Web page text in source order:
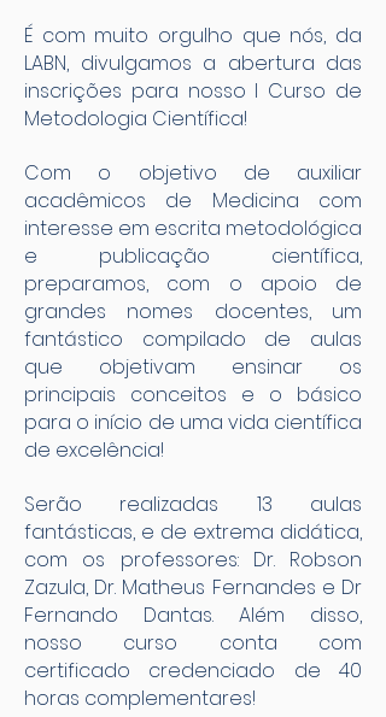
É com muito orgulho que nós, da
LABN, divulgamos a abertura das
inscrições para nosso I Curso de
Metodologia Científica!
Com o objetivo de auxiliar
acadêmicos de Medicina com
interesse em escrita metodológica
e publicação científica,
preparamos, com o apoio de
grandes nomes docentes, um
fantástico compilado de aulas
que objetivam ensinar os
principais conceitos e o básico
para o início de uma vida científica
de excelência!
Serão realizadas 13 aulas
fantásticas, e de extrema didática,
com os professores: Dr. Robson
Zazula, Dr. Matheus Fernandes e Dr
Fernando Dantas. Além disso,
nosso curso conta com
certificado credenciado de 40
horas complementares!